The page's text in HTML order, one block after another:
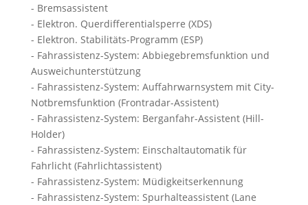
- Bremsassistent
- Elektron. Querdifferentialsperre (XDS)
- Elektron. Stabilitäts-Programm (ESP)
- Fahrassistenz-System: Abbiegebremsfunktion und
Ausweichunterstützung
- Fahrassistenz-System: Auffahrwarnsystem mit City-
Notbremsfunktion (Frontradar-Assistent)
- Fahrassistenz-System: Berganfahr-Assistent (Hill-
Holder)
- Fahrassistenz-System: Einschaltautomatik für
Fahrlicht (Fahrlichtassistent)
- Fahrassistenz-System: Müdigkeitserkennung
- Fahrassistenz-System: Spurhalteassistent (Lane